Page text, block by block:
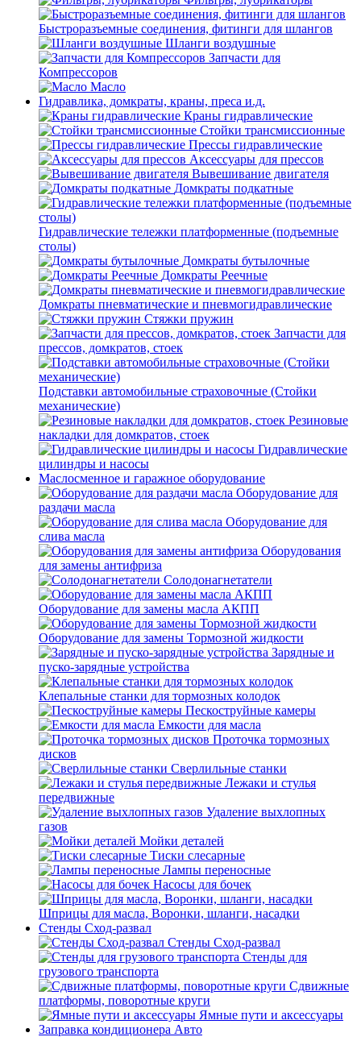
Быстроразъемные соединения, фитинги для шлангов
Шланги воздушные
Запчасти для
Компрессоров
Масло
Гидравлика, домкраты, краны, преса и.д.
Краны гидравлические
Стойки трансмиссионные
Прессы гидравлические
Аксессуары для прессов
Вывешивание двигателя
Домкраты подкатные
Гидравлические тележки платформенные (подъемные
столы)
Домкраты бутылочные
Домкраты Реечные
Домкраты пневматические и пневмогидравлические
Стяжки пружин
Запчасти для
прессов, домкратов, стоек
Подставки автомобильные страховочные (Стойки
механические)
Резиновые
накладки для домкратов, стоек
Гидравлические
цилиндры и насосы
Маслосменное и гаражное оборудование
Оборудование для
раздачи масла
Оборудование для
слива масла
Оборудования
для замены антифриза
Солодонагнетатели
Оборудование для замены масла АКПП
Оборудование для замены Тормозной жидкости
Зарядные и
пуско-зарядные устройства
Клепальные станки для тормозных колодок
Пескоструйные камеры
Емкости для масла
Проточка тормозных
дисков
Сверлильные станки
Лежаки и стулья
передвижные
Удаление выхлопных
газов
Мойки деталей
Тиски слесарные
Лампы переносные
Насосы для бочек
Шприцы для масла, Воронки, шланги, насадки
Стенды Сход-развал
Стенды Сход-развал
Стенды для
грузового транспорта
Сдвижные
платформы, поворотные круги
Ямные пути и аксессуары
Заправка кондиционера Авто